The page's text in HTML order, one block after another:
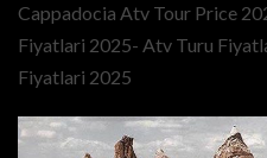
Cappadocia Atv Tour Price
Fiyatlari 2025- Atv Turu
Fiyatlari 2025